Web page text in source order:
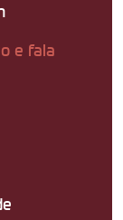
e fala